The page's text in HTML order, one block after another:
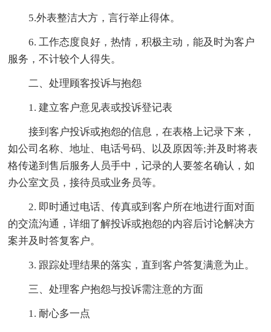
5.外表整洁大方，言行举止得体。
6. 工作态度良好，热情，积极主动，能及时为客户
服务，不计较个人得失。
二、处理顾客投诉与抱怨
1. 建立客户意见表或投诉登记表
接到客户投诉或抱怨的信息，在表格上记录下来，
如公司名称、地址、电话号码、以及原因等;并及时将表
格传递到售后服务人员手中，记录的人要签名确认，如
办公室文员，接待员或业务员等。
2. 即时通过电话、传真或到客户所在地进行面对面
的交流沟通，详细了解投诉或抱怨的内容后讨论解决方
案并及时答复客户。
3. 跟踪处理结果的落实，直到客户答复满意为止。
三、处理客户抱怨与投诉需注意的方面
1. 耐心多一点